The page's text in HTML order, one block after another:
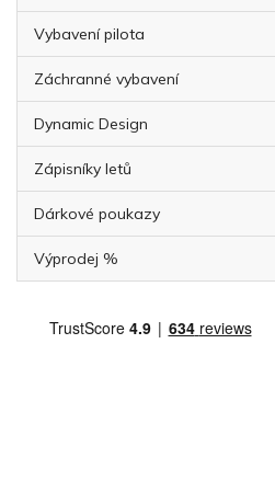
Vybavení pilota
Záchranné vybavení
Dynamic Design
Zápisníky letů
Dárkové poukazy
Výprodej %